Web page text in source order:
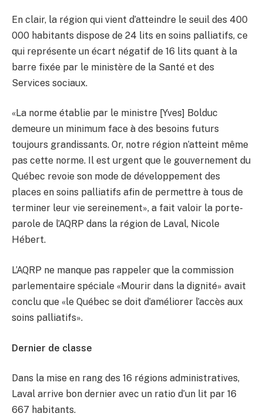
En clair, la région qui vient d’atteindre le seuil des 400
000 habitants dispose de 24 lits en soins palliatifs, ce
qui représente un écart négatif de 16 lits quant à la
barre fixée par le ministère de la Santé et des
Services sociaux.
«La norme établie par le ministre [Yves] Bolduc
demeure un minimum face à des besoins futurs
toujours grandissants. Or, notre région n’atteint même
pas cette norme. Il est urgent que le gouvernement du
Québec revoie son mode de développement des
places en soins palliatifs afin de permettre à tous de
terminer leur vie sereinement», a fait valoir la porte-
parole de l’AQRP dans la région de Laval, Nicole
Hébert.
L’AQRP ne manque pas rappeler que la commission
parlementaire spéciale «Mourir dans la dignité» avait
conclu que «le Québec se doit d’améliorer l’accès aux
soins palliatifs».
Dernier de classe
Dans la mise en rang des 16 régions administratives,
Laval arrive bon dernier avec un ratio d’un lit par 16
667 habitants.